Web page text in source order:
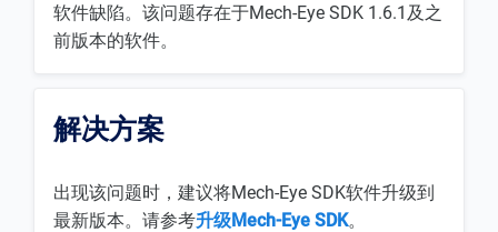
软件缺陷。该问题存在于Mech-Eye SDK 1.6.1及之
前版本的软件。
解决方案
出现该问题时，建议将Mech-Eye SDK软件升级到
最新版本。请参考升级Mech-Eye SDK。